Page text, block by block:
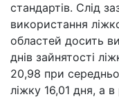
стандартів. Слід
використання
областей досить
днів зайнятості
20,98 при
ліжку 16,01 дня, а